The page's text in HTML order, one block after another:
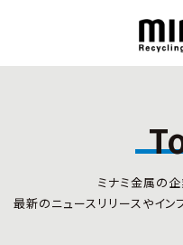
CSR情報
ミナミ金属の企
最新のニュースリリースやイン